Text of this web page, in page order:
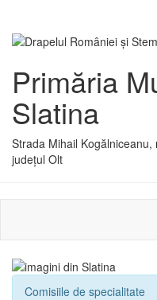
Primăria
Slatina
Strada Mihail
județul Olt
Comisiile de specialitate